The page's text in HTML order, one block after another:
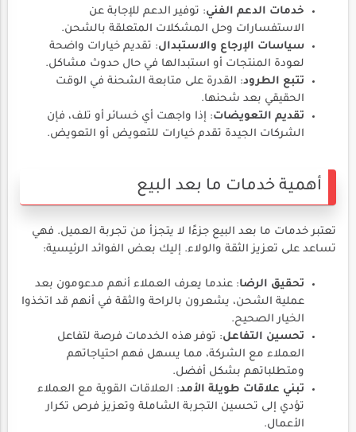
خدمات الدعم الفني: توفير الدعم للإجابة عن
الاستفسارات وحل المشكلات المتعلقة بالشحن.
سياسات الإرجاع والاستبدال: تقديم خيارات واضحة
لعودة المنتجات أو استبدالها في حال حدوث مشاكل.
تتبع الطرود: القدرة على متابعة الشحنة في الوقت
الحقيقي بعد شحنها.
تقديم التعويضات: إذا واجهت أي خسائر أو تلف، فإن
الشركات الجيدة تقدم خيارات للتعويض أو التعويض.
أهمية خدمات ما بعد البيع
تعتبر خدمات ما بعد البيع جزءًا لا يتجزأ من تجربة العميل. فهي
تساعد على تعزيز الثقة والولاء. إليك بعض الفوائد الرئيسية:
تحقيق الرضا: عندما يعرف العملاء أنهم مدعومون بعد
عملية الشحن، يشعرون بالراحة والثقة في أنهم قد اتخذوا
الخيار الصحيح.
تحسين التفاعل: توفر هذه الخدمات فرصة لتفاعل
العملاء مع الشركة، مما يسهل فهم احتياجاتهم
ومتطلباتهم بشكل أفضل.
تبني علاقات طويلة الأمد: العلاقات القوية مع العملاء
تؤدي إلى تحسين التجربة الشاملة وتعزيز فرص تكرار
الأعمال.